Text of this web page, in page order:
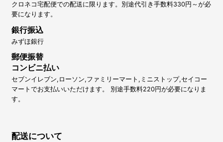
クロネコ宅配便での配送に限ります。別途代引き手数料330円～が必
要になります。
銀行振込
みずほ銀行
郵便振替
コンビニ払い
セブンイレブン,ローソン,ファミリーマート,ミニストップ,セイコー
マートでお支払いいただけます。 別途手数料220円が必要になりま
す。
配送について